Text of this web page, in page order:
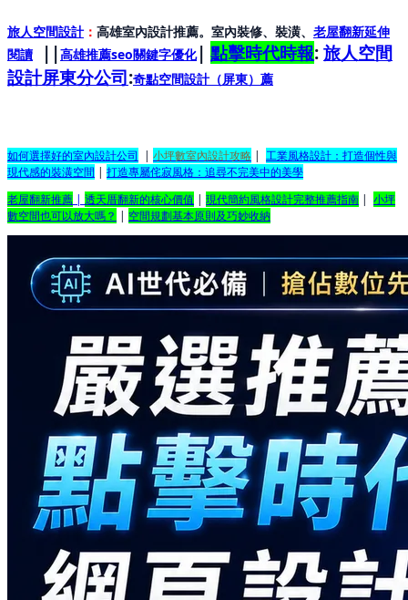
旅人空間設計： 高雄室內設計推薦。室內裝修、裝潢、 老屋翻新延伸
閱讀
||高雄推薦seo關鍵字優化| 點擊時代時報: 旅人空間
設計屏東分公司:奇點空間設計（屏東） 薦
如何選擇好的室內設計公司 | 小坪數室內設計攻略 | 工業風格設計：打造個性與
現代感的裝潢空間 | 打造專屬侘寂風格：追尋不完美中的美學
老屋翻新推薦 | 透天厝翻新的核心價值 | 現代簡約風格設計完整推薦指南 | 小坪
數空間也可以放大嗎？ | 空間規劃基本原則及巧妙收納